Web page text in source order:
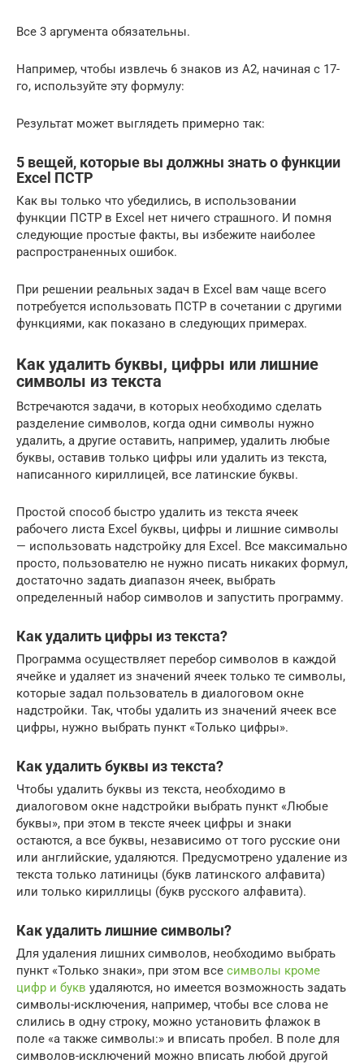
Все 3 аргумента обязательны.
Например, чтобы извлечь 6 знаков из A2, начиная с 17-
го, используйте эту формулу:
Результат может выглядеть примерно так:
5 вещей, которые вы должны знать о функции
Excel ПСТР
Как вы только что убедились, в использовании
функции ПСТР в Excel нет ничего страшного. И помня
следующие простые факты, вы избежите наиболее
распространенных ошибок.
При решении реальных задач в Excel вам чаще всего
потребуется использовать ПСТР в сочетании с другими
функциями, как показано в следующих примерах.
Как удалить буквы, цифры или лишние
символы из текста
Встречаются задачи, в которых необходимо сделать
разделение символов, когда одни символы нужно
удалить, а другие оставить, например, удалить любые
буквы, оставив только цифры или удалить из текста,
написанного кириллицей, все латинские буквы.
Простой способ быстро удалить из текста ячеек
рабочего листа Excel буквы, цифры и лишние символы
— использовать надстройку для Excel. Все максимально
просто, пользователю не нужно писать никаких формул,
достаточно задать диапазон ячеек, выбрать
определенный набор символов и запустить программу.
Как удалить цифры из текста?
Программа осуществляет перебор символов в каждой
ячейке и удаляет из значений ячеек только те символы,
которые задал пользователь в диалоговом окне
надстройки. Так, чтобы удалить из значений ячеек все
цифры, нужно выбрать пункт «Только цифры».
Как удалить буквы из текста?
Чтобы удалить буквы из текста, необходимо в
диалоговом окне надстройки выбрать пункт «Любые
буквы», при этом в тексте ячеек цифры и знаки
остаются, а все буквы, независимо от того русские они
или английские, удаляются. Предусмотрено удаление из
текста только латиницы (букв латинского алфавита)
или только кириллицы (букв русского алфавита).
Как удалить лишние символы?
Для удаления лишних символов, необходимо выбрать
пункт «Только знаки», при этом все символы кроме
цифр и букв удаляются, но имеется возможность задать
символы-исключения, например, чтобы все слова не
слились в одну строку, можно установить флажок в
поле «а также символы:» и вписать пробел. В поле для
символов-исключений можно вписать любой другой